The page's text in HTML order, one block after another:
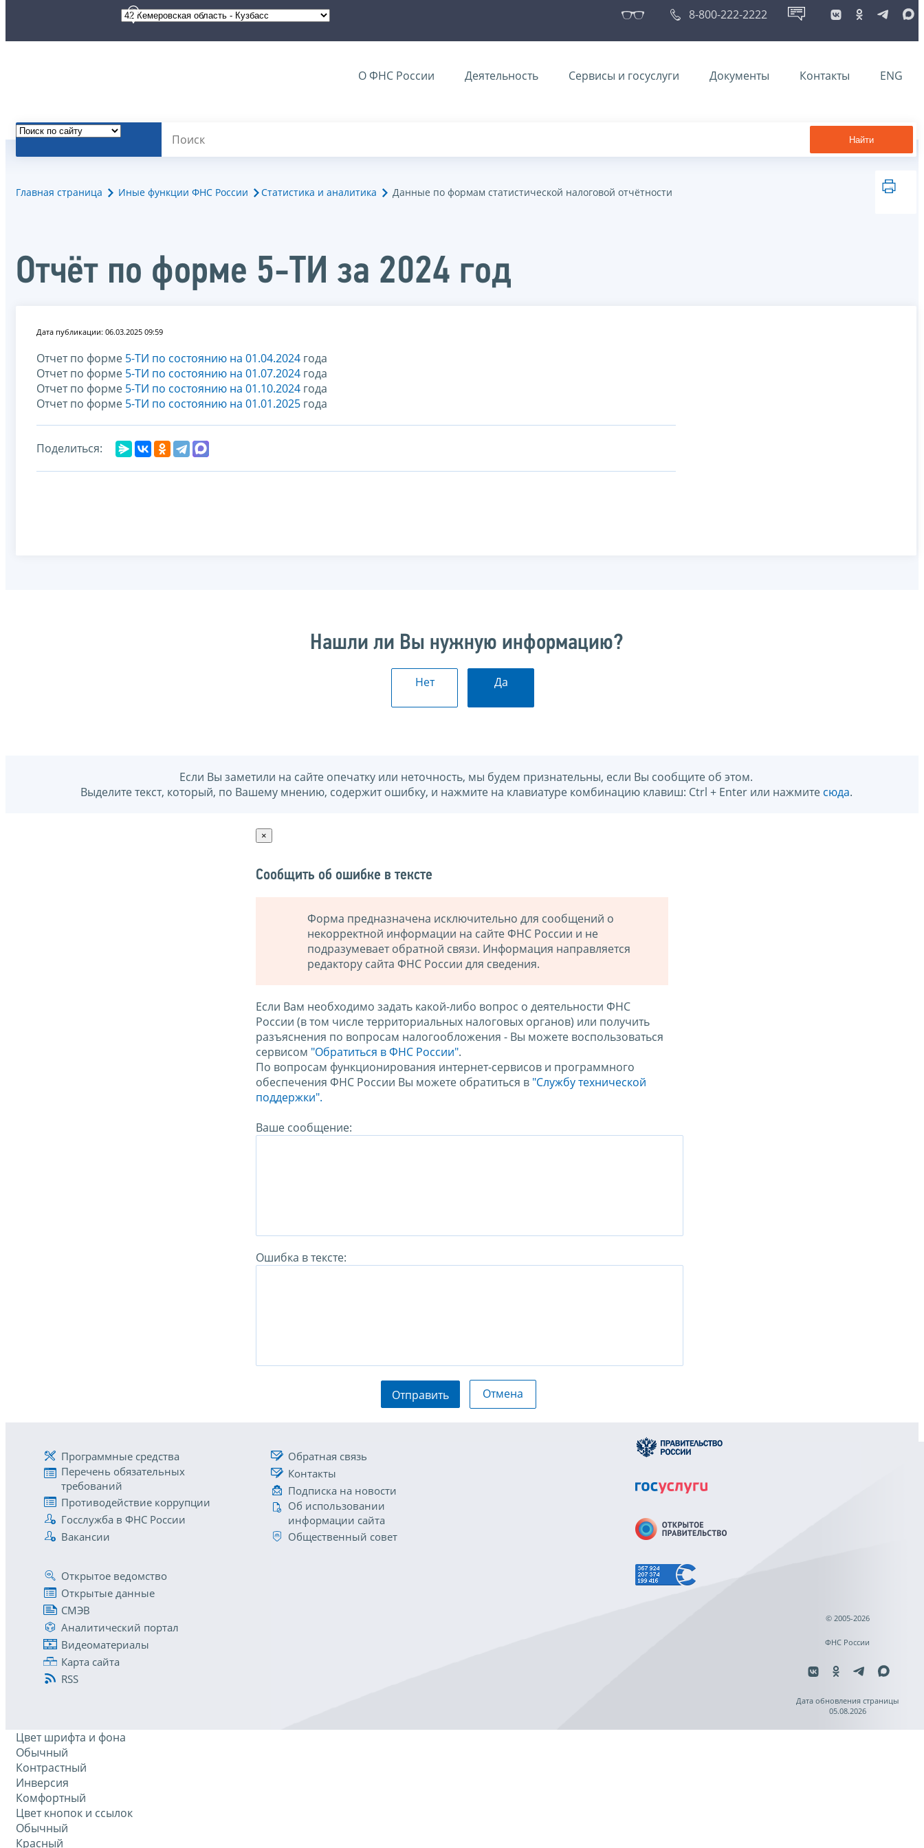
8-800-222-2222
О ФНС России Деятельность Сервисы и госуслуги Документы Контакты ENG
Найти
Главная страница Иные функции ФНС России Статистика и аналитика Данные по формам статистической налоговой отчётности
Отчёт по форме 5-ТИ за 2024 год
Дата публикации: 06.03.2025 09:59
Отчет по форме 5-ТИ по состоянию на 01.04.2024 года
Отчет по форме 5-ТИ по состоянию на 01.07.2024 года
Отчет по форме 5-ТИ по состоянию на 01.10.2024 года
Отчет по форме 5-ТИ по состоянию на 01.01.2025 года
Поделиться:
Нашли ли Вы нужную информацию?
Нет Да
Если Вы заметили на сайте опечатку или неточность, мы будем признательны, если Вы сообщите об этом.
Выделите текст, который, по Вашему мнению, содержит ошибку, и нажмите на клавиатуре комбинацию клавиш: Ctrl + Enter или нажмите сюда.
×
Сообщить об ошибке в тексте
Форма предназначена исключительно для сообщений о
некорректной информации на сайте ФНС России и не
подразумевает обратной связи. Информация направляется
редактору сайта ФНС России для сведения.
Если Вам необходимо задать какой-либо вопрос о деятельности ФНС
России (в том числе территориальных налоговых органов) или получить
разъяснения по вопросам налогообложения - Вы можете воспользоваться
сервисом "Обратиться в ФНС России".
По вопросам функционирования интернет-сервисов и программного
обеспечения ФНС России Вы можете обратиться в "Службу технической
поддержки".
Ваше сообщение:
Ошибка в тексте:
Отправить Отмена
Программные средства
Перечень обязательных
требований
Противодействие коррупции
Госслужба в ФНС России
Вакансии
Обратная связь
Контакты
Подписка на новости
Об использовании
информации сайта
Общественный совет
Открытое ведомство
Открытые данные
СМЭВ
Аналитический портал
Видеоматериалы
Карта сайта
RSS
© 2005-2026
ФНС России
Дата обновления страницы
05.08.2026
Цвет шрифта и фона
Обычный
Контрастный
Инверсия
Комфортный
Цвет кнопок и ссылок
Обычный
Красный